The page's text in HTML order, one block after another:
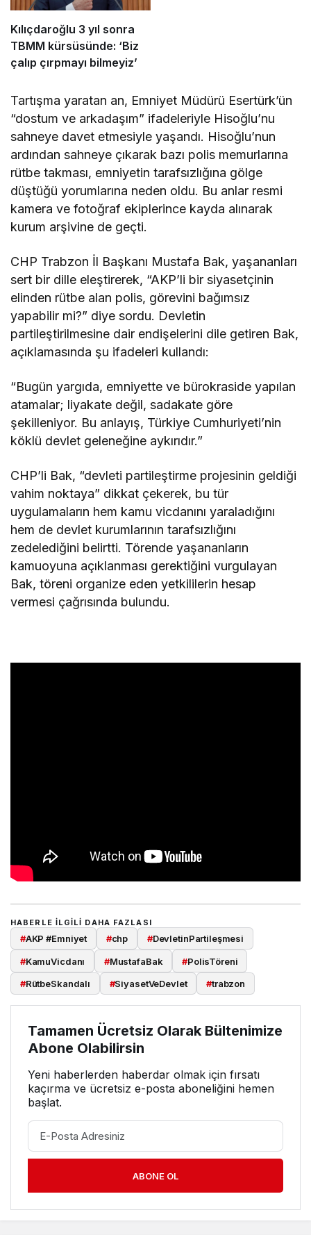
Kılıçdaroğlu 3 yıl sonra
TBMM kürsüsünde: ‘Biz
çalıp çırpmayı bilmeyiz’
Tartışma yaratan an, Emniyet Müdürü Esertürk’ün
“dostum ve arkadaşım” ifadeleriyle Hisoğlu’nu
sahneye davet etmesiyle yaşandı. Hisoğlu’nun
ardından sahneye çıkarak bazı polis memurlarına
rütbe takması, emniyetin tarafsızlığına gölge
düştüğü yorumlarına neden oldu. Bu anlar resmi
kamera ve fotoğraf ekiplerince kayda alınarak
kurum arşivine de geçti.
CHP Trabzon İl Başkanı Mustafa Bak, yaşananları
sert bir dille eleştirerek, “AKP’li bir siyasetçinin
elinden rütbe alan polis, görevini bağımsız
yapabilir mi?” diye sordu. Devletin
partileştirilmesine dair endişelerini dile getiren Bak,
açıklamasında şu ifadeleri kullandı:
“Bugün yargıda, emniyette ve bürokraside yapılan
atamalar; liyakate değil, sadakate göre
şekilleniyor. Bu anlayış, Türkiye Cumhuriyeti’nin
köklü devlet geleneğine aykırıdır.”
CHP’li Bak, “devleti partileştirme projesinin geldiği
vahim noktaya” dikkat çekerek, bu tür
uygulamaların hem kamu vicdanını yaraladığını
hem de devlet kurumlarının tarafsızlığını
zedelediğini belirtti. Törende yaşananların
kamuoyuna açıklanması gerektiğini vurgulayan
Bak, töreni organize eden yetkililerin hesap
vermesi çağrısında bulundu.
HABERLE ILGILI DAHA FAZLASI
#AKP #Emniyet #chp #DevletinPartileşmesi
#KamuVicdanı #MustafaBak #PolisTöreni
#RütbeSkandalı #SiyasetVeDevlet #trabzon
Tamamen Ücretsiz Olarak Bültenimize
Abone Olabilirsin
Yeni haberlerden haberdar olmak için fırsatı
kaçırma ve ücretsiz e-posta aboneliğini hemen
başlat.
ABONE OL